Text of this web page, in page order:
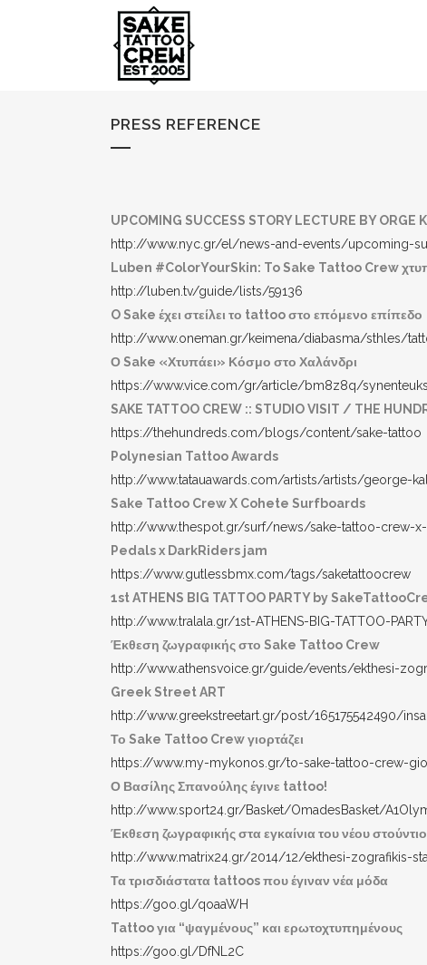
PRESS REFERENCE
UPCOMING SUCCESS STORY LECTURE BY ORGE
http://www.nyc.gr/el/news-and-events/upcoming-
Luben #ColorYourSkin: To Sake Tattoo Crew
http://luben.tv/guide/lists/59136
O Sake έχει στείλει το tattoo στο επόμενο επίπεδο
http://www.oneman.gr/keimena/diabasma/sthles/
Ο Sake «Χτυπάει» Κόσμο στο Χαλάνδρι
https://www.vice.com/gr/article/bm8z8q/
SAKE TATTOO CREW :: STUDIO VISIT / THE
https://thehundreds.com/blogs/content/sake-tattoo
Polynesian Tattoo Awards
http://www.tatauawards.com/artists/artists/george-
Sake Tattoo Crew X Cohete Surfboards
http://www.thespot.gr/surf/news/sake-tattoo-crew-
Pedals x DarkRiders jam
https://www.gutlessbmx.com/tags/saketattoocrew
1st ATHENS BIG TATTOO PARTY by
http://www.tralala.gr/1st-ATHENS-BIG-TATTOO-
Έκθεση ζωγραφικής στο Sake Tattoo Crew
http://www.athensvoice.gr/guide/events/ekthesi-
Greek Street ART
http://www.greekstreetart.gr/post/165175542490/
Το Sake Tattoo Crew γιορτάζει
https://www.my-mykonos.gr/to-sake-tattoo-crew-
Ο Βασίλης Σπανούλης έγινε tattoo!
http://www.sport24.gr/Basket/OmadesBasket/
Έκθεση ζωγραφικής στα εγκαίνια του νέου
http://www.matrix24.gr/2014/12/ekthesi-zografikis-
Τα τρισδιάστατα tattoos που έγιναν νέα μόδα
https://goo.gl/qoaaWH
Tattoo για “ψαγμένους” και ερωτοχτυπημένους
https://goo.gl/DfNL2C